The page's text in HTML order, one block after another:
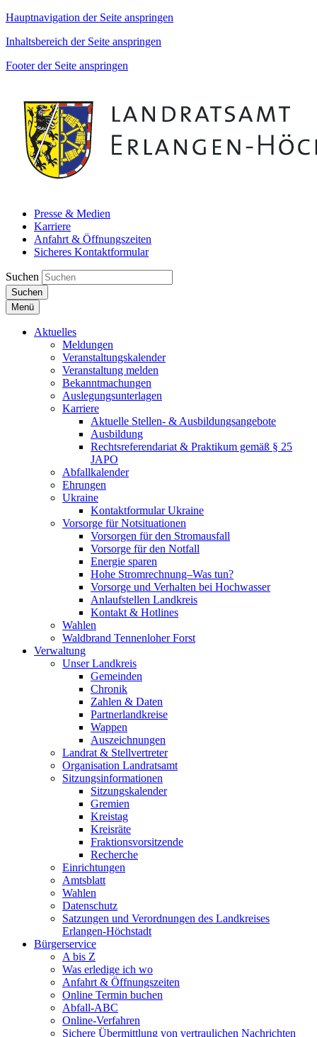
Hauptnavigation der Seite anspringen
Inhaltsbereich der Seite anspringen
Footer der Seite anspringen
Presse & Medien
Karriere
Anfahrt & Öffnungszeiten
Sicheres Kontaktformular
Suchen
Suchen
Menü
Aktuelles
Meldungen
Veranstaltungskalender
Veranstaltung melden
Bekanntmachungen
Auslegungsunterlagen
Karriere
Aktuelle Stellen- & Ausbildungsangebote
Ausbildung
Rechtsreferendariat & Praktikum gemäß § 25
JAPO
Abfallkalender
Ehrungen
Ukraine
Kontaktformular Ukraine
Vorsorge für Notsituationen
Vorsorgen für den Stromausfall
Vorsorge für den Notfall
Energie sparen
Hohe Stromrechnung–Was tun?
Vorsorge und Verhalten bei Hochwasser
Anlaufstellen Landkreis
Kontakt & Hotlines
Wahlen
Waldbrand Tennenloher Forst
Verwaltung
Unser Landkreis
Gemeinden
Chronik
Zahlen & Daten
Partnerlandkreise
Wappen
Auszeichnungen
Landrat & Stellvertreter
Organisation Landratsamt
Sitzungsinformationen
Sitzungskalender
Gremien
Kreistag
Kreisräte
Fraktionsvorsitzende
Recherche
Einrichtungen
Amtsblatt
Wahlen
Datenschutz
Satzungen und Verordnungen des Landkreises
Erlangen-Höchstadt
Bürgerservice
A bis Z
Was erledige ich wo
Anfahrt & Öffnungszeiten
Online Termin buchen
Abfall-ABC
Online-Verfahren
Sichere Übermittlung von vertraulichen Nachrichten